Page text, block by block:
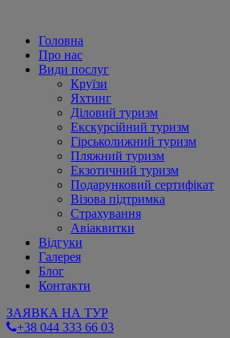
Головна
Про нас
Види послуг
Круїзи
Яхтинг
Діловий туризм
Екскурсійний туризм
Гірськолижний туризм
Пляжний туризм
Екзотичний туризм
Подарунковий сертифікат
Візова підтримка
Страхування
Авіаквитки
Відгуки
Галерея
Блог
Контакти
ЗАЯВКА НА ТУР
+38 044 333 66 03